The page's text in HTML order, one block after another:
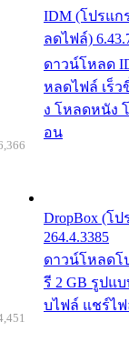
IDM (โปรแก
ลดไฟล์)
ดาวน์โหลด
หลดไฟล์ เร็ว
ง โหลดหนัง
อน
DropBox (โ
264.4.3385
ดาวน์โหลดโ
รี 2 GB รูปแ
บไฟล์ แชร์ไฟ